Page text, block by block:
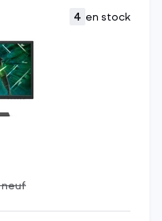
4 en stock
neuf